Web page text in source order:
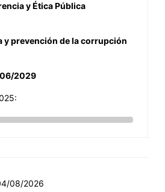
y Ética Pública
y prevención de la corrupción
2029
08/2026